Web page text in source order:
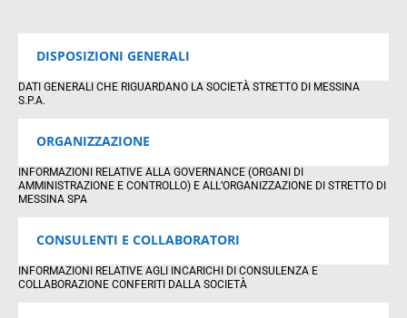
DISPOSIZIONI GENERALI
DATI GENERALI CHE RIGUARDANO LA SOCIETÀ STRETTO DI MESSINA
S.P.A.
ORGANIZZAZIONE
INFORMAZIONI RELATIVE ALLA GOVERNANCE (ORGANI DI
AMMINISTRAZIONE E CONTROLLO) E ALL’ORGANIZZAZIONE DI STRETTO DI
MESSINA SPA
CONSULENTI E COLLABORATORI
INFORMAZIONI RELATIVE AGLI INCARICHI DI CONSULENZA E
COLLABORAZIONE CONFERITI DALLA SOCIETÀ